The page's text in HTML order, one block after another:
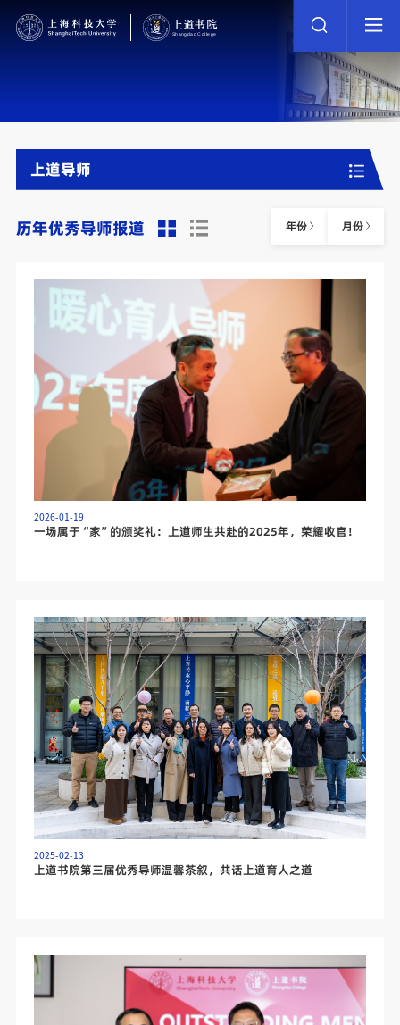
上道导师
历年优秀导师报道 年份 月份
2026-01-19
一场属于“家”的颁奖礼：上道师生共赴的2025年，荣耀收官！
2025-02-13
上道书院第三届优秀导师温馨茶叙，共话上道育人之道